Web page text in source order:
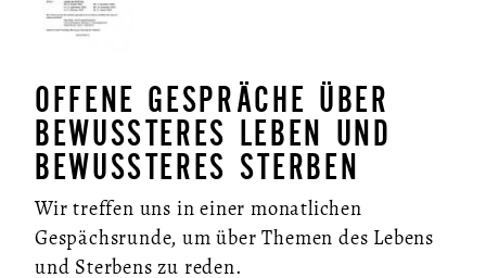
OFFENE GESPRÄCHE ÜBER
BEWUSSTERES LEBEN UND
BEWUSSTERES STERBEN
Wir treffen uns in einer monatlichen
Gespächsrunde, um über Themen des Lebens
und Sterbens zu reden.